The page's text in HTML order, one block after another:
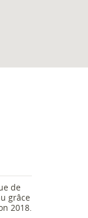
de
grâce
2018.